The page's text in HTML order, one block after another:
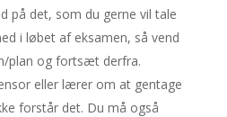
på det, som du gerne vil tale
i løbet af eksamen, så vend
plan og fortsæt derfra.
eller lærer om at gentage
forstår det. Du må også